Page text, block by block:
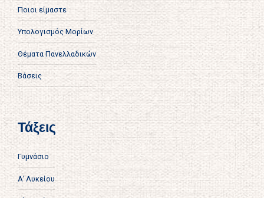
Ποιοι είμαστε
Υπολογισμός Μορίων
Θέματα Πανελλαδικών
Βάσεις
Τάξεις
Γυμνάσιο
Α’ Λυκείου